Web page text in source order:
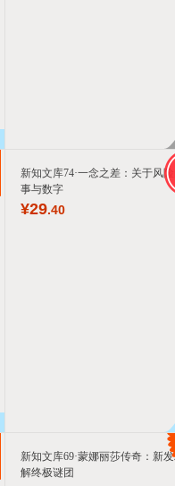
新知文库74·一念之差：关于风
事与数字
¥29.40
新知文库69·蒙娜丽莎传奇：新
解终极谜团